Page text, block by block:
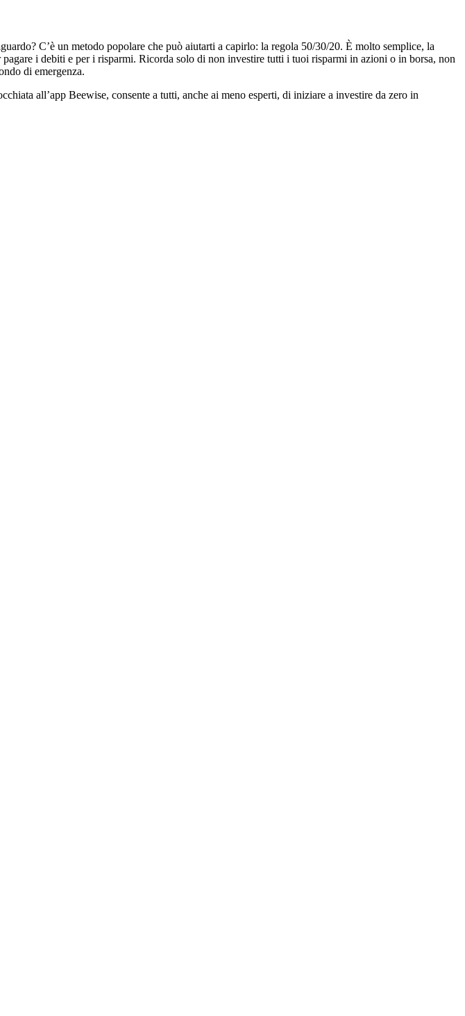
C’è un metodo popolare che può aiutarti a capirlo: la regola 50/30/20. È molto semplice, la
i debiti e per i risparmi. Ricorda solo di non investire tutti i tuoi risparmi in azioni o in borsa, non
di emergenza.
all’app Beewise, consente a tutti, anche ai meno esperti, di iniziare a investire da zero in